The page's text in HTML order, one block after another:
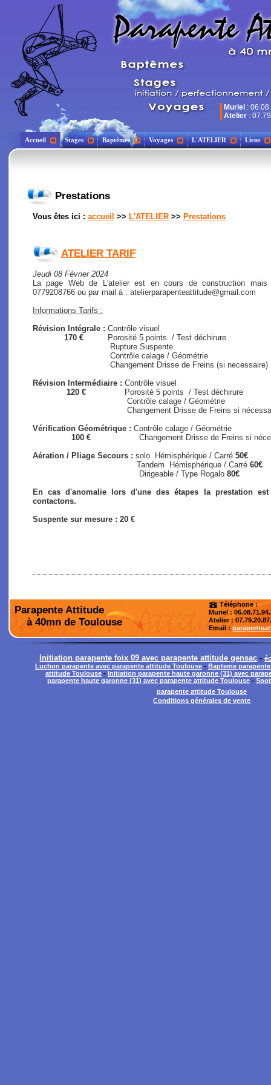
Muriel :
Atelier :
Accueil Stages Baptêmes Voyages L'ATELIER Liens
Prestations
Vous êtes ici : accueil >> L'ATELIER >> Prestations
ATELIER TARIF
Jeudi 08 Février 2024
La page Web de L'atelier est en cours de construction
0779208766 ou par mail à : atelierparapenteattitude@gmail.com
Informations Tarifs :
Révision Intégrale : Contrôle visuel
170 € Porosité 5 points / Test déchirure
Rupture Suspente
Contrôle calage / Géométrie
Changement Drisse de Freins (si necessaire)
Révision Intermédiaire : Contrôle visuel
120 € Porosité 5 points / Test déchirure
Contrôle calage / Géométrie
Changement Drisse de Freins si nécessaire
Vérification Géométrique : Contrôle calage / Géométrie
100 € Changement Drisse de Freins si
Aération / Pliage Secours : solo Hémisphérique / Carré 50€
Tandem Hémisphérique / Carré 60€
Dirigeable / Type Rogalo 80€
En cas d'anomalie lors d'une des étapes la prestation
contactons.
Suspente sur mesure : 20 €
Parapente Attitude
à 40mn de Toulouse
Téléphone :
Muriel :
Atelier:
Email :
Initiation parapente foix 09 avec parapente attitude gensac -
Luchon parapente avec parapente attitude Toulouse - Bapteme
attitude Toulouse - Initiation parapente haute garonne (31) avec
parapente haute garonne (31) avec parapente attitude Toulouse -
parapente attitude Toulouse
Conditions générales de vente